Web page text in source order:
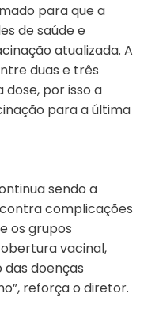
para que a
de saúde e
atualizada. A
duas e três
por isso a
para a última
sendo a
complicações
os grupos
vacinal,
doenças
reforça o diretor.